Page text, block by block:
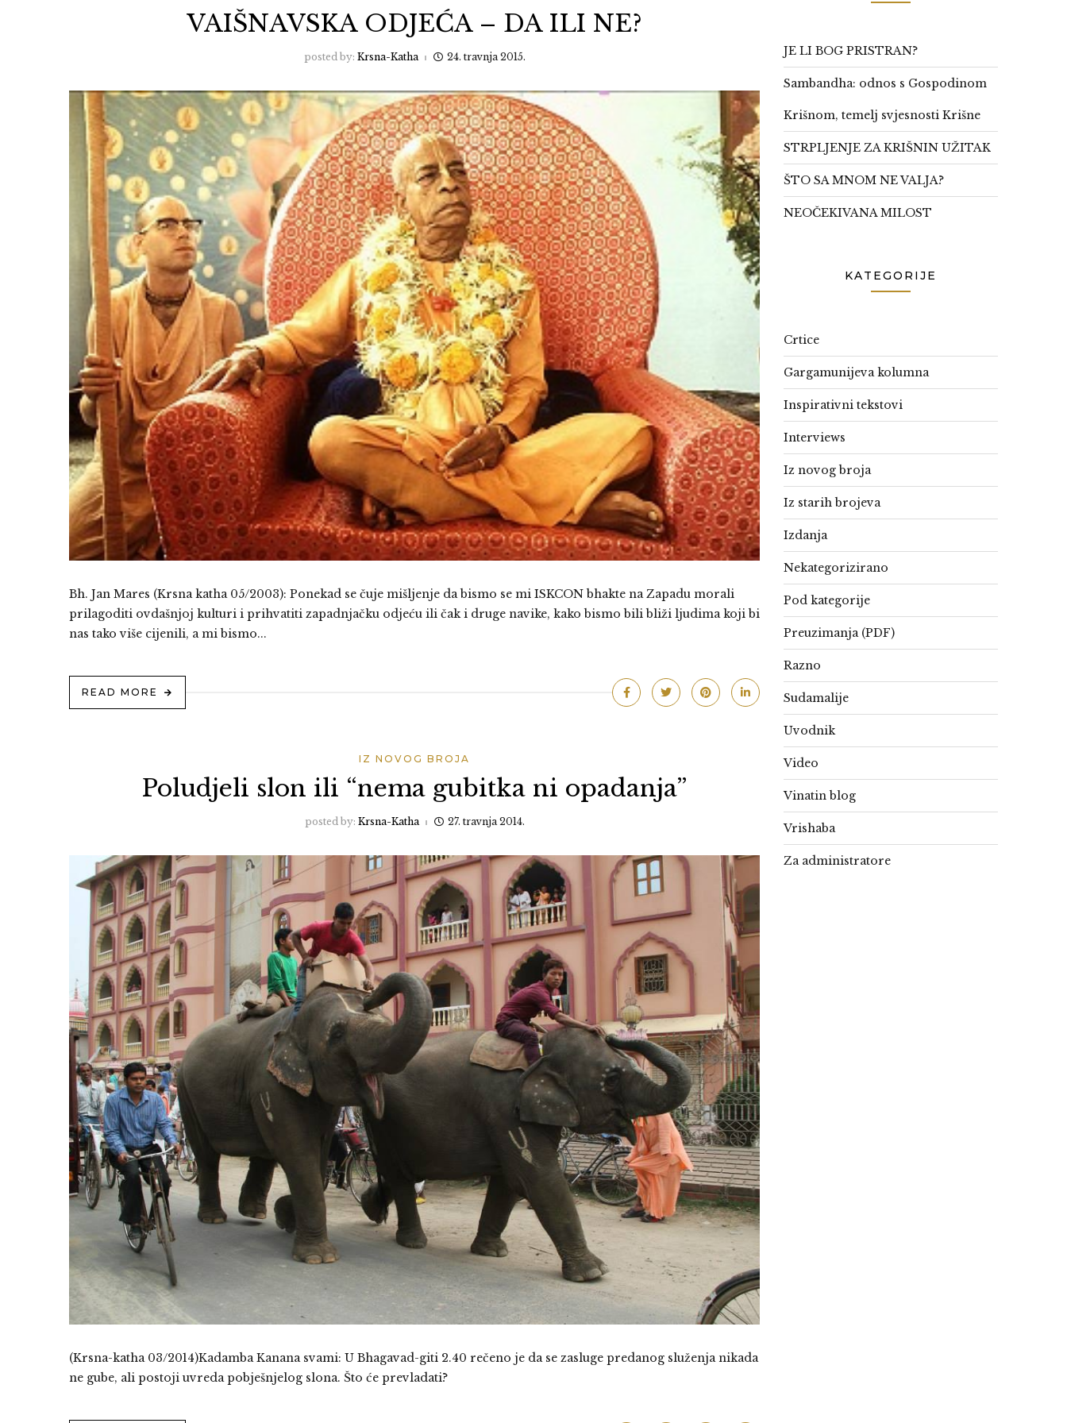
VAIŠNAVSKA ODJEĆA – DA ILI NE?
posted by: Krsna-Katha 24. travnja 2015.
Bh. Jan Mares (Krsna katha 05/2003): Ponekad se čuje mišljenje da bismo se mi ISKCON bhakte na Zapadu morali
prilagoditi ovdašnjoj kulturi i prihvatiti zapadnjačku odjeću ili čak i druge navike, kako bismo bili bliži ljudima koji bi
nas tako više cijenili, a mi bismo...
READ MORE
IZ NOVOG BROJA
Poludjeli slon ili “nema gubitka ni opadanja”
posted by: Krsna-Katha 27. travnja 2014.
(Krsna-katha 03/2014)Kadamba Kanana svami: U Bhagavad-giti 2.40 rečeno je da se zasluge predanog služenja nikada
ne gube, ali postoji uvreda pobješnjelog slona. Što će prevladati?
JE LI BOG PRISTRAN?
Sambandha: odnos s Gospodinom
Krišnom, temelj svjesnosti Krišne
STRPLJENJE ZA KRIŠNIN UŽITAK
ŠTO SA MNOM NE VALJA?
NEOČEKIVANA MILOST
KATEGORIJE
Crtice
Gargamunijeva kolumna
Inspirativni tekstovi
Interviews
Iz novog broja
Iz starih brojeva
Izdanja
Nekategorizirano
Pod kategorije
Preuzimanja (PDF)
Razno
Sudamalije
Uvodnik
Video
Vinatin blog
Vrishaba
Za administratore